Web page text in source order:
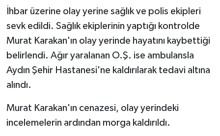
İhbar üzerine olay yerine sağlık ve polis ekipleri
sevk edildi. Sağlık ekiplerinin yaptığı kontrolde
Murat Karakan'ın olay yerinde hayatını kaybettiği
belirlendi. Ağır yaralanan O.Ş. ise ambulansla
Aydın Şehir Hastanesi'ne kaldırılarak tedavi altına
alındı.
Murat Karakan'ın cenazesi, olay yerindeki
incelemelerin ardından morga kaldırıldı.